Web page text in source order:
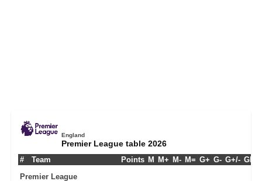
England
Premier League table 2026
# Team Points M M+ M- M= G+ G- G+/- GPM
Premier League